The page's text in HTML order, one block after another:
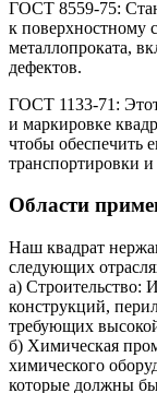
ГОСТ 8559-75:
к поверхностному
металлопроката,
дефектов.
ГОСТ 1133-71: Этот
и маркировке
чтобы обеспечить
транспортировки
Области
Наш квадрат
следующих
а) Строительство:
конструкций,
требующих
б) Химическая
химического
которые должны